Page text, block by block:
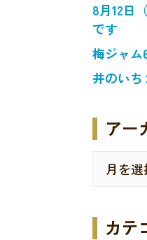
8月12日
です
梅ジャム
井のいち
アー
カテ